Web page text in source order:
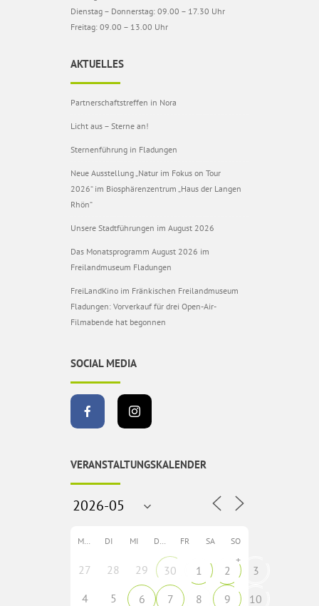
Dienstag – Donnerstag: 09.00 – 17.30 Uhr
Freitag: 09.00 – 13.00 Uhr
AKTUELLES
Partnerschaftstreffen in Nora
Licht aus – Sterne an!
Sternenführung in Fladungen
Neue Ausstellung „Natur im Fokus on Tour
2026“ im Biosphärenzentrum „Haus der Langen
Rhön“
Unsere Stadtführungen im August 2026
Das Monatsprogramm August 2026 im
Freilandmuseum Fladungen
FreiLandKino im Fränkischen Freilandmuseum
Fladungen: Vorverkauf für drei Open-Air-
Filmabende hat begonnen
SOCIAL MEDIA
VERANSTALTUNGSKALENDER
MO DI MI DO FR SA SO
27 28 29 30 1 2
+
3
4
5 6 7 8 9 10